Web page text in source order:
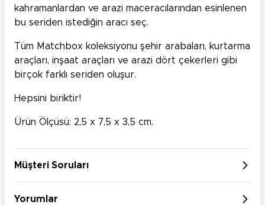
kahramanlardan ve arazi maceracılarından esinlenen
bu seriden istediğin aracı seç.
Tüm Matchbox koleksiyonu şehir arabaları, kurtarma
araçları, inşaat araçları ve arazi dört çekerleri gibi
birçok farklı seriden oluşur.
Hepsini biriktir!
Ürün Ölçüsü: 2,5 x 7,5 x 3,5 cm.
Müşteri Soruları
Yorumlar